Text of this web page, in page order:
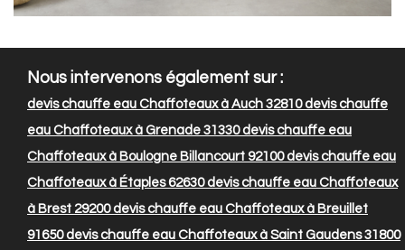
Nous intervenons également sur :
devis chauffe eau Chaffoteaux à Auch 32810devis chauffe
eau Chaffoteaux à Grenade 31330devis chauffe eau
Chaffoteaux à Boulogne Billancourt 92100devis chauffe eau
Chaffoteaux à Étaples 62630devis chauffe eau Chaffoteaux
à Brest 29200devis chauffe eau Chaffoteaux à Breuillet
91650devis chauffe eau Chaffoteaux à Saint Gaudens 31800